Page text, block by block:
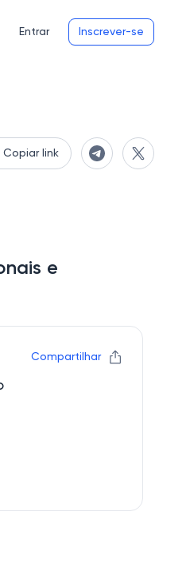
Entrar Inscrever-se
Copiar link
e
Compartilhar